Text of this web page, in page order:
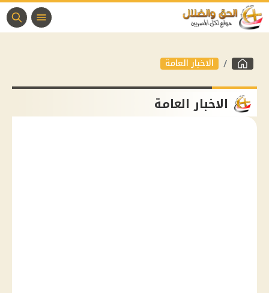
الاخبار العامة
الاخبار العامة